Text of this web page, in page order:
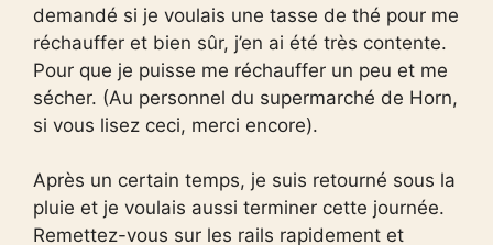
demandé si je voulais une tasse de thé pour me
réchauffer et bien sûr, j’en ai été très contente.
Pour que je puisse me réchauffer un peu et me
sécher. (Au personnel du supermarché de Horn,
si vous lisez ceci, merci encore).
Après un certain temps, je suis retourné sous la
pluie et je voulais aussi terminer cette journée.
Remettez-vous sur les rails rapidement et